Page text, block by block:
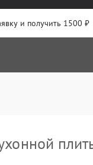
и получить 1500 ₽